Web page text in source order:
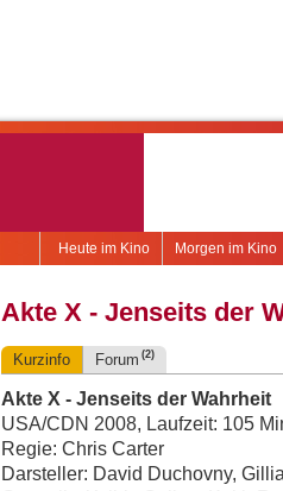
Morgen im Kino
Heute im Kino
Akte X - Jenseits der
Kurzinfo Forum (2)
Akte X - Jenseits der Wahrheit
USA/CDN 2008, Laufzeit: 105
Regie: Chris Carter
Darsteller: David Duchovny,